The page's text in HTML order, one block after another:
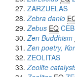
ZARZUELAS
Zebra danio
Zebus EQ
Zen Buddhism
Zen poetry,
ZEOLITAS
Zeolite